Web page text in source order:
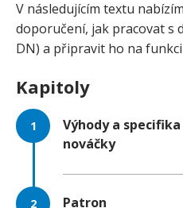
V následujícím textu
doporučení, jak pracovat s
DN) a připravit ho na
Kapitoly
Výhody a
nováčky
Patron